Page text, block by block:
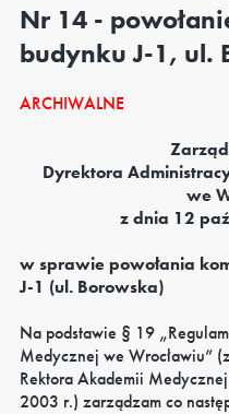
Nr 14 -
budynku J-1, ul.
ARCHIWALNE
Dyrektora
we
z dnia 12
w sprawie powołania
J-1 (ul. Borowska)
Na podstawie § 19
Medycznej we
Rektora Akademii
2003 r.) zarządzam co